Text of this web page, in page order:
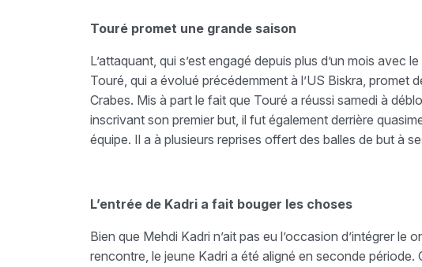
Touré promet une grande saison
L’attaquant, qui s’est engagé depuis plus d’un mois avec
Touré, qui a évolué précédemment à l’US Biskra, promet
Crabes. Mis à part le fait que Touré a réussi samedi à
inscrivant son premier but, il fut également derrière
équipe. Il a à plusieurs reprises offert des balles de but à
L’entrée de Kadri a fait bouger les choses
Bien que Mehdi Kadri n’ait pas eu l’occasion d’intégrer
rencontre, le jeune Kadri a été aligné en seconde